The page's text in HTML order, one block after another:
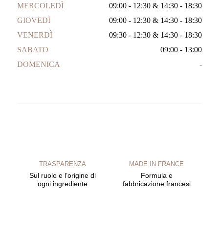
MERCOLEDÌ
09:00 - 12:30 & 14:30 - 18:30
GIOVEDÌ
09:00 - 12:30 & 14:30 - 18:30
VENERDÌ
09:30 - 12:30 & 14:30 - 18:30
SABATO
09:00 - 13:00
DOMENICA
-
TRASPARENZA
Sul ruolo e l’origine di
ogni ingrediente
MADE IN FRANCE
Formula e
fabbricazione francesi